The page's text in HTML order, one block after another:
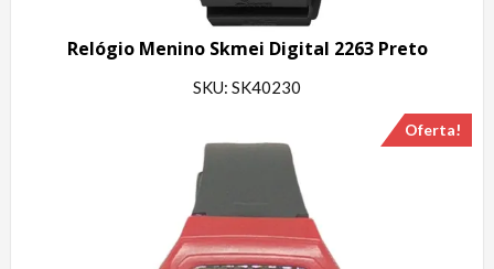
Relógio Menino Skmei Digital 2263 Preto
SKU: SK40230
Oferta!